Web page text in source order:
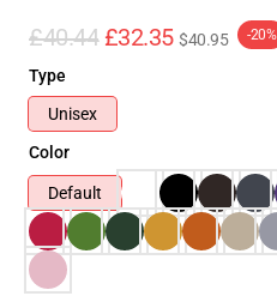
£40.44 £32.35 $40.95 -20%
Type
Unisex
Color
Default